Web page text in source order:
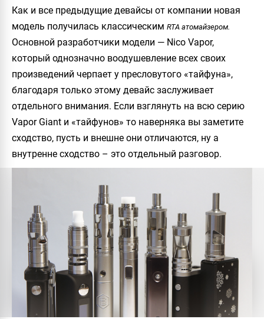
Как и все предыдущие девайсы от компании новая
модель получилась классическим RTA атомайзером.
Основной разработчики модели — Nico Vapor,
который однозначно воодушевление всех своих
произведений черпает у пресловутого «тайфуна»,
благодаря только этому девайс заслуживает
отдельного внимания. Если взглянуть на всю серию
Vapor Giant и «тайфунов» то наверняка вы заметите
сходство, пусть и внешне они отличаются, ну а
внутренне сходство – это отдельный разговор.